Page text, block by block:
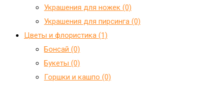
Украшения для ножек (0)
Украшения для пирсинга (0)
Цветы и флористика (1)
Бонсай (0)
Букеты (0)
Горшки и кашпо (0)